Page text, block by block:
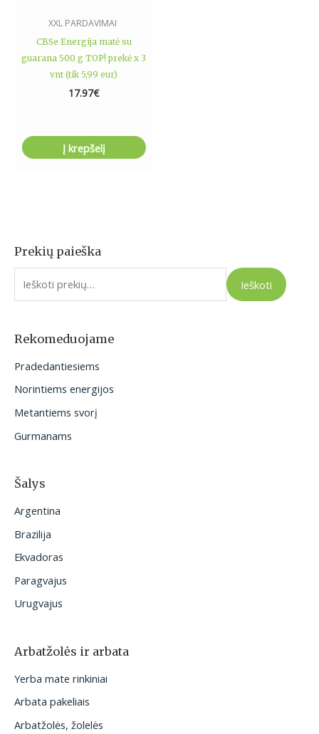
Prekių paieška
I
e
o
:
Ieškoti
Rekomeduojame
Pradedantiesiems
Norintiems energijos
Metantiems svorį
Gurmanams
Šalys
Argentina
Brazilija
Ekvadoras
Paragvajus
Urugvajus
Arbatžolės ir arbata
Yerba mate rinkiniai
Arbata pakeliais
Arbatžolės, žolelės
XXL PARDAVIMAI
CBSe Energija matė su
guarana 500 g TOP! prekė x 3
vnt (tik 5,99 eur)
17.97€
Į krepšelį